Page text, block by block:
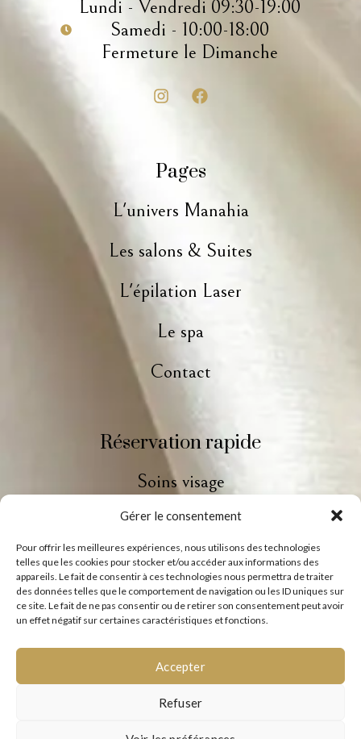
Gérer le consentement
Pour offrir les meilleures expériences, nous utilisons des technologies
telles que les cookies pour stocker et/ou accéder aux informations des
appareils. Le fait de consentir à ces technologies nous permettra de traiter
des données telles que le comportement de navigation ou les ID uniques sur
ce site. Le fait de ne pas consentir ou de retirer son consentement peut avoir
un effet négatif sur certaines caractéristiques et fonctions.
Accepter
Refuser
Lundi - Vendredi 09:30-19:00
Samedi - 10:00-18:00
Fermeture le Dimanche
Pages
L'univers Manahia
Les salons & Suites
L'épilation Laser
Le spa
Contact
Réservation rapide
Soins visage
Soins corps
Rituel beauté
Le Head Spa
Réserver
Copyright © 2024 - Digithelp